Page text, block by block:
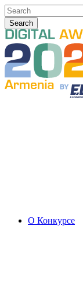
Skip
to
main
content
Search
Close
Search
Menu О Конкурсе